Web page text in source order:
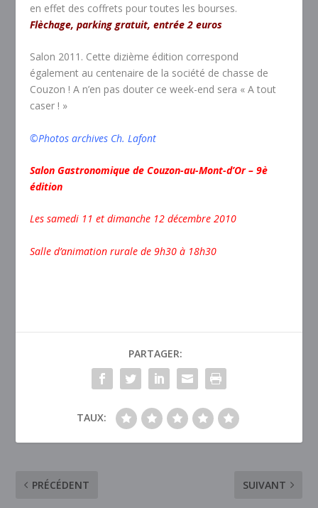
en effet des coffrets pour toutes les bourses.
Flèchage, parking gratuit, entrée 2 euros
Salon 2011. Cette dizième édition correspond
également au centenaire de la société de chasse de
Couzon ! A n’en pas douter ce week-end sera « A tout
caser ! »
©Photos archives Ch. Lafont
Salon Gastronomique de Couzon-au-Mont-d’Or –9è
édition
Les samedi 11 et dimanche 12 décembre 2010
Salle d’animation rurale de 9h30 à 18h30
PARTAGER:
TAUX:
PRÉCÉDENT SUIVANT